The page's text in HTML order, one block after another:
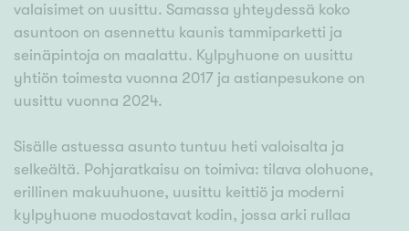
valaisimet on uusittu. Samassa yhteydessä koko
asuntoon on asennettu kaunis tammiparketti ja
seinäpintoja on maalattu. Kylpyhuone on uusittu
yhtiön toimesta vuonna 2017 ja astianpesukone on
uusittu vuonna 2024.
Sisälle astuessa asunto tuntuu heti valoisalta ja
selkeältä. Pohjaratkaisu on toimiva: tilava olohuone,
erillinen makuuhuone, uusittu keittiö ja moderni
kylpyhuone muodostavat kodin, jossa arki rullaa